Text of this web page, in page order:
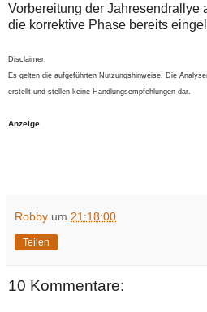
Vorbereitung der Jahresendrallye
die korrektive Phase bereits
Disclaimer:
Es gelten die aufgeführten Nutzungshinweise. Die
erstellt und stellen keine Handlungsempfehlungen dar.
Anzeige
Robby um 21:18:00
Teilen
10 Kommentare: